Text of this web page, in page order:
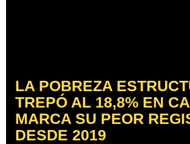
LA POBREZA
TREPÓ AL 18,8% EN
MARCA SU PEOR
DESDE 2019